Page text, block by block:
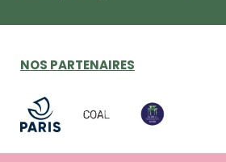
NOS PARTENAIRES